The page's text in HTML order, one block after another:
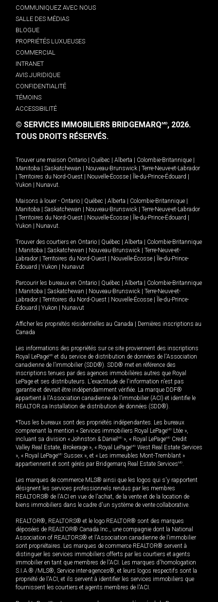
COMMUNIQUEZ AVEC NOUS
SALLE DES MÉDIAS
BLOGUE
PROPRIÉTÉS LUXUEUSES
COMMERCIAL
INTRANET
AVIS JURIDIQUE
CONFIDENTIALITÉ
TÉMOINS
ACCESSIBILITÉ
© SERVICES IMMOBILIERS BRIDGEMARQMD, 2026.
TOUS DROITS RÉSERVÉS.
Trouver une maison Ontario Québec Alberta Colombie-Britannique
Manitoba
Saskatchewan Nouveau-Brunswick
Terre-Neuve-et-Labrador
Territoires du Nord-Ouest Nouvelle-Écosse Île-du-Prince-Édouard
Yukon
Nunavut.
Maisons à louer - Ontario Québec Alberta Colombie-Britannique
Manitoba
Saskatchewan Nouveau-Brunswick
Terre-Neuve-et-Labrador
Territoires du Nord-Ouest Nouvelle-Écosse Île-du-Prince-Édouard
Yukon
Nunavut.
Trouver des courtiers en Ontario Québec Alberta
Colombie-Britannique
Manitoba Saskatchewan Nouveau-Brunswick
Terre-Neuve-et-
Labrador
Territoires du Nord-Ouest Nouvelle-Écosse
Île-du-Prince-
Édouard
Yukon Nunavut
Parcourir les bureaux en Ontario Québec Alberta
Colombie-Britannique
Manitoba Saskatchewan Nouveau-Brunswick
Terre-Neuve-et-
Labrador
Territoires du Nord-Ouest Nouvelle-Écosse
Île-du-Prince-
Édouard
Yukon Nunavut
Afficher les propriétés résidentielles au Canada
Dernières inscriptions au
Canada
Les informations des propriétés sur ce site proviennent des inscriptions
Royal LePageMD et du service de distribution de données de l'Association
canadienne de l’immobilier (SDD®). SDD® met en référence des
inscriptions tenues par des agences immobilières autres que Royal
LePage et ses distributeurs. L'exactitude de l'information n'est pas
garantie et devrait être indépendamment vérifiée. La marque DDF®
appartient à l'Association canadienne de l’immobilier (ACI) et identifie le
REALTOR.ca Installation de distribution de données (SDD®).
*Tous les bureaux sont des propriétés indépendantes. Les bureaux
comprenant la mention « Services immobiliers Royal LePageMD Ltée »,
incluant sa division « Johnston & Daniel MD », « Royal LePageMD Credit
Valley Real Estate, Brokerage », « Royal LePageMD West Real Estate Services
», « Royal LePageMD Sussex », et « Les immeubles Mont-Tremblant »
appartiennent et sont gérés par Bridgemarq Real Estate ServicesMD.
Les marques de commerce MLS® ainsi que les logos qui s'y rapportent
désignent les services professionnels rendus par les membres
REALTORS® de l'ACI en vue de l'achat, de la vente et de la location de
biens immobiliers dans le cadre d'un système de vente collaborative.
REALTOR®, REALTORS® et le logo REALTOR® sont des marques
déposées de REALTOR® Canada Inc., une compagnie dont la National
Association of REALTORS® et l'Association canadienne de l’immobilier
sont propriétaires. Les marques de commerce REALTOR® servent à
distinguer les services immobiliers offerts par les courtiers et agents
immobilier en tant que membres de l'ACI. Les marques d'homologation
S.I.A.® /MLS®, Service inter-agences®, et leurs logos respectifs sont la
propriété de l'ACI, et ils servent à identifier les services immobiliers que
fournissent les courtiers et agents membres de l'ACI.